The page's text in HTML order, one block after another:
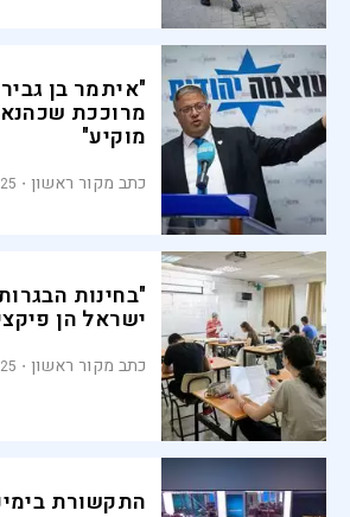
"איתמר בן
מרוככת
מוקיע"
כתב מקור ראשון
"בחינות
ישראל הן
כתב מקור ראשון
התקשורת